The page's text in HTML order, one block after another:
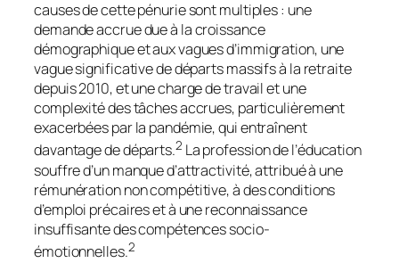
causes de cette pénurie sont multiples : une
demande accrue due à la croissance
démographique et aux vagues d’immigration, une
vague significative de départs massifs à la retraite
depuis 2010, et une charge de travail et une
complexité des tâches accrues, particulièrement
exacerbées par la pandémie, qui entraînent
davantage de départs.2 La profession de l’éducation
souffre d’un manque d’attractivité, attribué à une
rémunération non compétitive, à des conditions
d’emploi précaires et à une reconnaissance
insuffisante des compétences socio-
émotionnelles.2